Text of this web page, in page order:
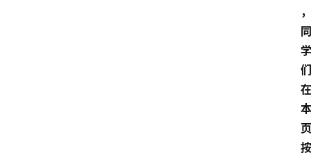
，
同
学
们
在
本
页
按